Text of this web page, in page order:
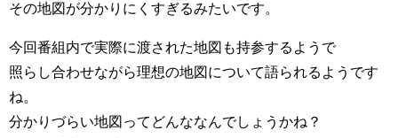
その地図が分かりにくすぎるみたいです。
今回番組内で実際に渡された地図も持参するようで
照らし合わせながら理想の地図について語られるようです
ね。
分かりづらい地図ってどんななんでしょうかね？